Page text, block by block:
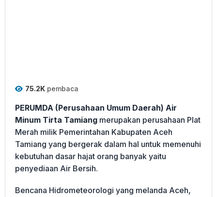
75.2K pembaca
PERUMDA (Perusahaan Umum Daerah) Air
Minum Tirta Tamiang merupakan perusahaan Plat
Merah milik Pemerintahan Kabupaten Aceh
Tamiang yang bergerak dalam hal untuk memenuhi
kebutuhan dasar hajat orang banyak yaitu
penyediaan Air Bersih.
Bencana Hidrometeorologi yang melanda Aceh,